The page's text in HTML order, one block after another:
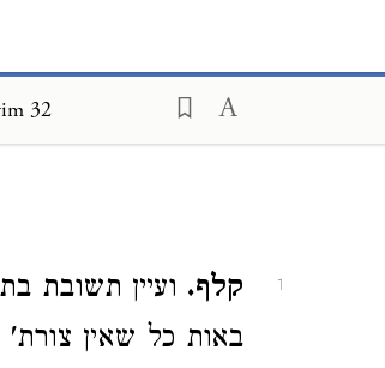
32
1 קלף. ועיין תשובת
באות כל שאין צורת'